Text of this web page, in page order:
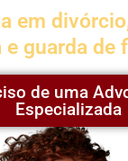
em
guarda de
de uma
Especializada